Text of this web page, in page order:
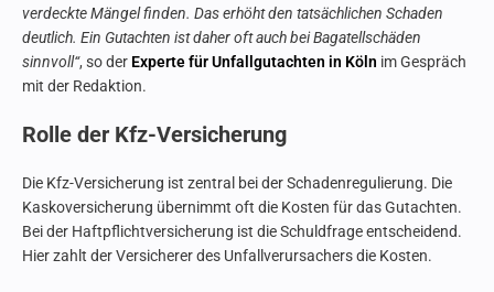
verdeckte Mängel finden. Das erhöht den tatsächlichen Schaden
deutlich. Ein Gutachten ist daher oft auch bei Bagatellschäden
sinnvoll“, so der Experte für Unfallgutachten in Köln im Gespräch
mit der Redaktion.
Rolle der Kfz-Versicherung
Die Kfz-Versicherung ist zentral bei der Schadenregulierung. Die
Kaskoversicherung übernimmt oft die Kosten für das Gutachten.
Bei der Haftpflichtversicherung ist die Schuldfrage entscheidend.
Hier zahlt der Versicherer des Unfallverursachers die Kosten.